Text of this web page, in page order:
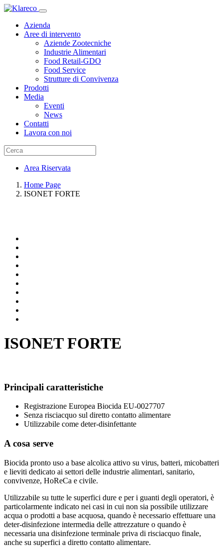
Skip
content
Toggle
navigation
Azienda
Aree di intervento
Aziende Zootecniche
Industrie Alimentari
Food Retail-GDO
Food Service
Strutture di Convivenza
Prodotti
Media
Eventi
News
Contatti
Lavora con noi
Area Riservata
Home Page
ISONET FORTE
ISONET FORTE
Principali caratteristiche
Registrazione Europea Biocida EU-0027707
Senza risciacquo sul diretto contatto alimentare
Utilizzabile come deter-disinfettante
A cosa serve
Biocida pronto uso a base alcolica attivo su virus, batteri, micobatteri
e lieviti dedicato ai settori delle industrie alimentari, sanitario,
convivenze, HoReCa e civile.
Utilizzabile su tutte le superfici dure e per i guanti degli operatori, è
particolarmente indicato nei casi in cui non sia possibile utilizzare
acqua o prodotti a base acquosa, quando è necessario effettuare una
deter-disinfezione intermedia delle attrezzature o quando è
necessaria una disinfezione terminale priva di risciacquo finale,
anche su superfici a diretto contatto alimentare.